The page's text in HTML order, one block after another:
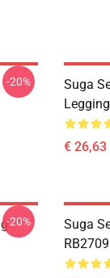
-20%
Suga
€ 26,63
-20%
Suga
RB2709